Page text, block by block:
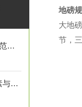
精准之衡：解析120吨地磅的误差范围与管理实践
解析10米地磅厂家价格：影响因素与市场行情
地磅
大地
节，